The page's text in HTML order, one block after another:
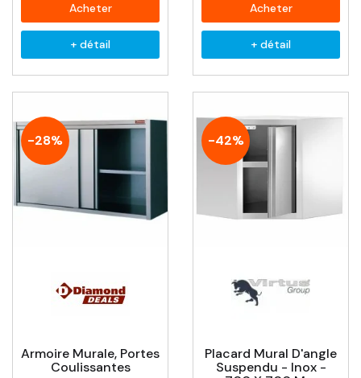
Acheter
+ détail
Acheter
+ détail
-28%
Armoire Murale, Portes
Coulissantes
-42%
Placard Mural D'angle
Suspendu - Inox -